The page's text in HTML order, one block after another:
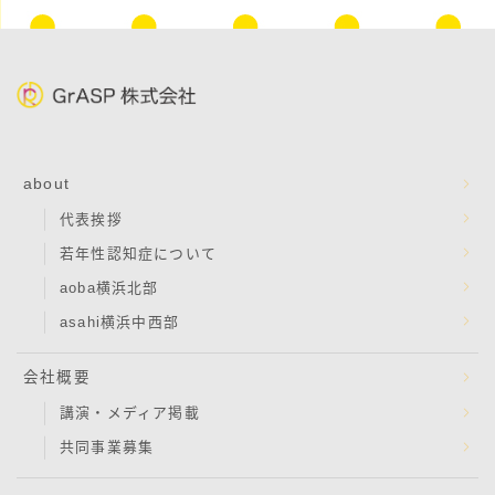
about
代表挨拶
若年性認知症について
aoba横浜北部
asahi横浜中西部
会社概要
講演・メディア掲載
共同事業募集